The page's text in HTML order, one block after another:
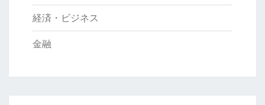
経済・ビジネス
金融